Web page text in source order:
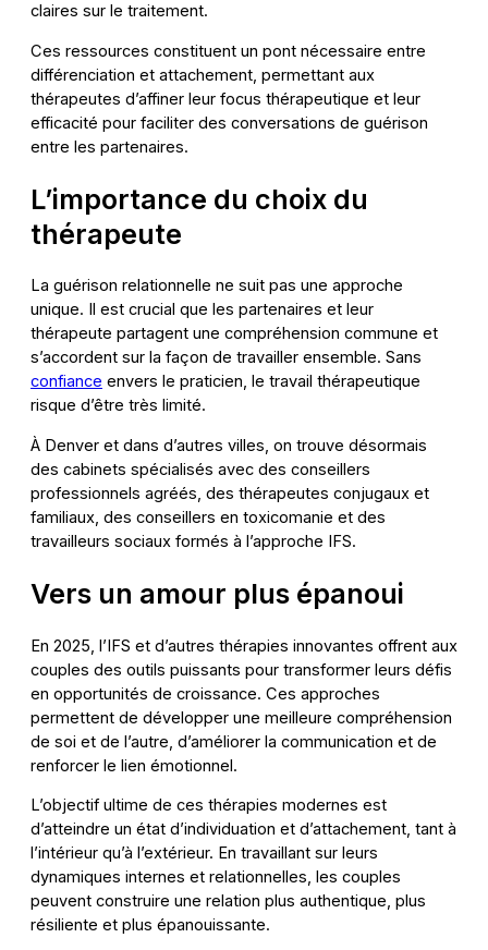
claires sur le traitement.
Ces ressources constituent un pont nécessaire entre
différenciation et attachement, permettant aux
thérapeutes d’affiner leur focus thérapeutique et leur
efficacité pour faciliter des conversations de guérison
entre les partenaires.
L’importance du choix du
thérapeute
La guérison relationnelle ne suit pas une approche
unique. Il est crucial que les partenaires et leur
thérapeute partagent une compréhension commune et
s’accordent sur la façon de travailler ensemble. Sans
confiance envers le praticien, le travail thérapeutique
risque d’être très limité.
À Denver et dans d’autres villes, on trouve désormais
des cabinets spécialisés avec des conseillers
professionnels agréés, des thérapeutes conjugaux et
familiaux, des conseillers en toxicomanie et des
travailleurs sociaux formés à l’approche IFS.
Vers un amour plus épanoui
En 2025, l’IFS et d’autres thérapies innovantes offrent aux
couples des outils puissants pour transformer leurs défis
en opportunités de croissance. Ces approches
permettent de développer une meilleure compréhension
de soi et de l’autre, d’améliorer la communication et de
renforcer le lien émotionnel.
L’objectif ultime de ces thérapies modernes est
d’atteindre un état d’individuation et d’attachement, tant à
l’intérieur qu’à l’extérieur. En travaillant sur leurs
dynamiques internes et relationnelles, les couples
peuvent construire une relation plus authentique, plus
résiliente et plus épanouissante.